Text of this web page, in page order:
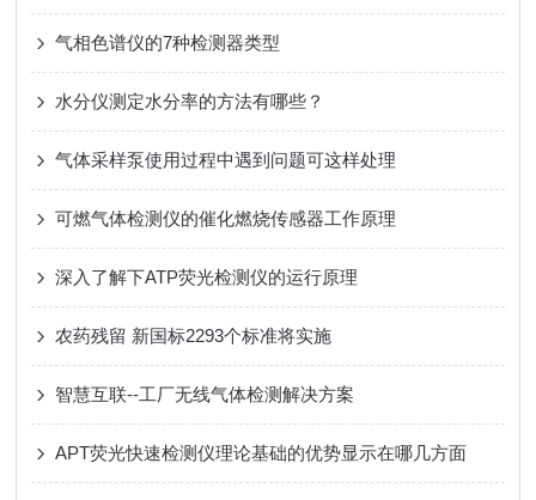
气相色谱仪的7种检测器类型
水分仪测定水分率的方法有哪些？
气体采样泵使用过程中遇到问题可这样处理
可燃气体检测仪的催化燃烧传感器工作原理
深入了解下ATP荧光检测仪的运行原理
农药残留 新国标2293个标准将实施
智慧互联--工厂无线气体检测解决方案
APT荧光快速检测仪理论基础的优势显示在哪几方面